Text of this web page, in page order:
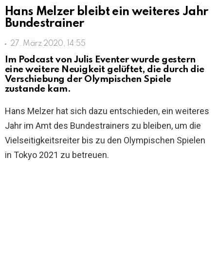
Hans Melzer bleibt ein weiteres Jahr
Bundestrainer
27. März 2020, 14:55
Im Podcast von Julis Eventer wurde gestern
eine weitere Neuigkeit gelüftet, die durch die
Verschiebung der Olympischen Spiele
zustande kam.
Hans Melzer hat sich dazu entschieden, ein weiteres
Jahr im Amt des Bundestrainers zu bleiben, um die
Vielseitigkeitsreiter bis zu den Olympischen Spielen
in Tokyo 2021 zu betreuen.